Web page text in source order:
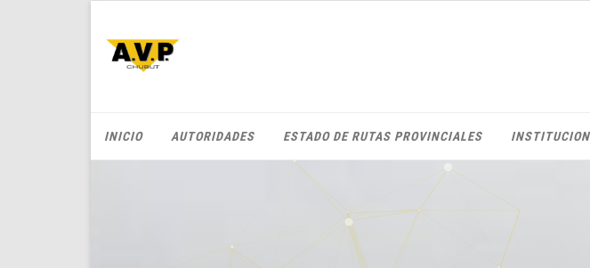
INICIO AUTORIDADES ESTADO DE RUTAS PROVINCIALES